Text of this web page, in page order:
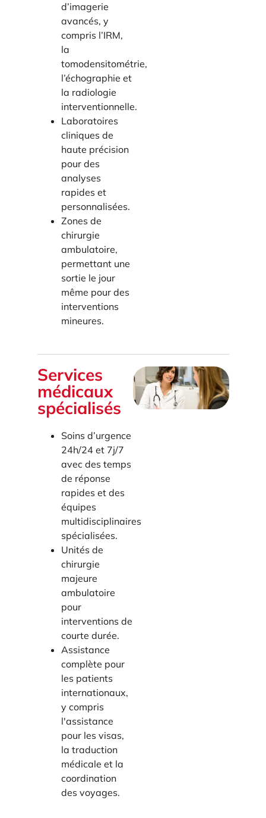
d’imagerie
avancés, y
compris l’IRM,
la
tomodensitométrie,
l’échographie et
la radiologie
interventionnelle.
Laboratoires
cliniques de
haute précision
pour des
analyses
rapides et
personnalisées.
Zones de
chirurgie
ambulatoire,
permettant une
sortie le jour
même pour des
interventions
mineures.
Services
médicaux
spécialisés
Soins d’urgence
24h/24 et 7j/7
avec des temps
de réponse
rapides et des
équipes
multidisciplinaires
spécialisées.
Unités de
chirurgie
majeure
ambulatoire
pour
interventions de
courte durée.
Assistance
complète pour
les patients
internationaux,
y compris
l'assistance
pour les visas,
la traduction
médicale et la
coordination
des voyages.